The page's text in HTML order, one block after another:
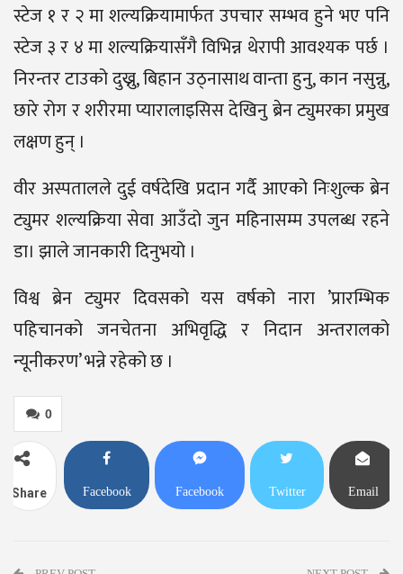
स्टेज १ र २ मा शल्यक्रियामार्फत उपचार सम्भव हुने भए पनि
स्टेज ३ र ४ मा शल्यक्रियासँगै विभिन्न थेरापी आवश्यक पर्छ ।
निरन्तर टाउको दुख्नु, बिहान उठ्नासाथ वान्ता हुनु, कान नसुन्नु,
छारे रोग र शरीरमा प्यारालाइसिस देखिनु ब्रेन ट्युमरका प्रमुख
लक्षण हुन् ।
वीर अस्पतालले दुई वर्षदेखि प्रदान गर्दै आएको निःशुल्क ब्रेन
ट्युमर शल्यक्रिया सेवा आउँदो जुन महिनासम्म उपलब्ध रहने
डा। झाले जानकारी दिनुभयो ।
विश्व ब्रेन ट्युमर दिवसको यस वर्षको नारा ’प्रारम्भिक
पहिचानको जनचेतना अभिवृद्धि र निदान अन्तरालको
न्यूनीकरण’ भन्ने रहेको छ ।
0
Share Facebook Facebook Twitter Email